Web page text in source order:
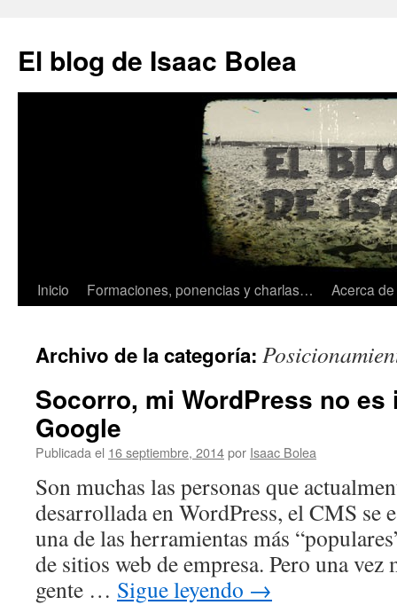
El blog de Isaac Bolea
Saltar
contenido
Inicio Formaciones, ponencias y charlas… Acerca
Archivo de la categoría:
Socorro, mi WordPress no es
Google
Publicada el 16 septiembre, 2014por Isaac Bolea
Son muchas las personas que
desarrollada en WordPress, el CMS se
una de las herramientas más
de sitios web de empresa. Pero una
gente … Sigue leyendo →